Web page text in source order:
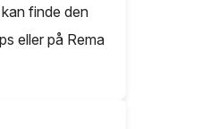
finde den
eller på Rema